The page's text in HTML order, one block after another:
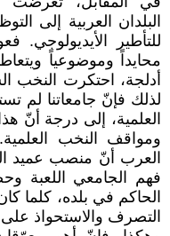
البلدان العربية إلى
للتأطير
محايداً وموضوعياً
أدلجة، احتكرت النخب
لذلك فإنّ جامعاتنا لم
العلمية، إلى درجة أنّ
ومواقف النخب
العرب أنّ منصب عميد
فهم الجامعي اللعبة
الحاكم في بلده، كلما
التصرف والاستحواذ